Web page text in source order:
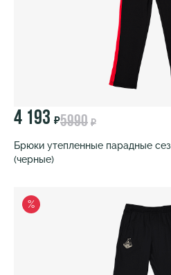
4 193 ₽5990 ₽
Брюки утепленные парадные
(черные)
%